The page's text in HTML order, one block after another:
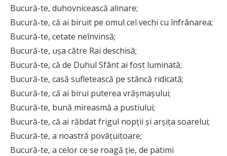
Bucură-te, duhovnicească alinare;
Bucură-te, că ai biruit pe omul cel vechi cu înfrânarea;
Bucură-te, cetate neînvinsă;
Bucură-te, ușa către Rai deschisă;
Bucură-te, că de Duhul Sfânt ai fost luminată;
Bucură-te, casă sufletească pe stâncă ridicată;
Bucură-te, că ai birui puterea vrășmașului;
Bucură-te, bună mireasmă a pustiului;
Bucură-te, că ai răbdat frigul nopții și arșița soarelui;
Bucură-te, a noastră povățuitoare;
Bucură-te, a celor ce se roagă ție, de patimi